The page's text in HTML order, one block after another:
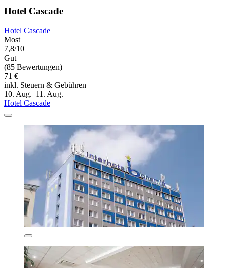
Hotel Cascade
Hotel Cascade
Most
7,8/10
Gut
(85 Bewertungen)
71 €
inkl. Steuern & Gebühren
10. Aug.–11. Aug.
Hotel Cascade